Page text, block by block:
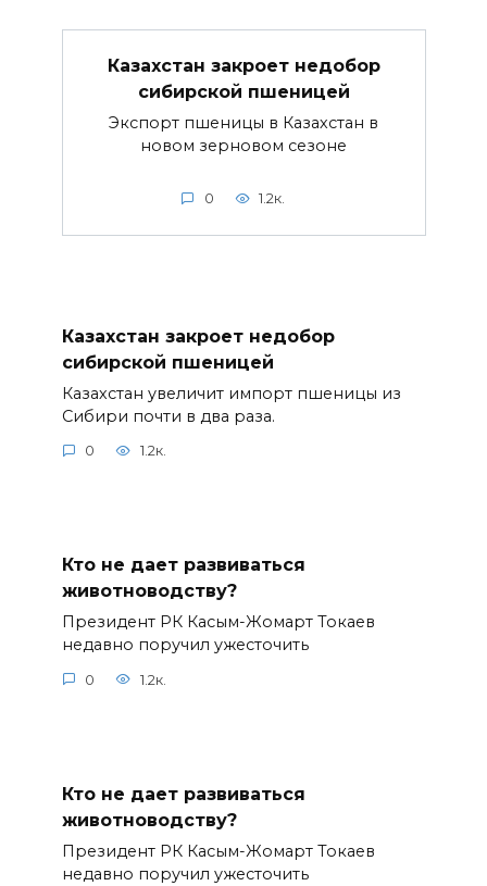
Казахстан закроет недобор
сибирской пшеницей
Экспорт пшеницы в Казахстан в
новом зерновом сезоне
0 1.2к.
Казахстан закроет недобор
сибирской пшеницей
Казахстан увеличит импорт пшеницы из
Сибири почти в два раза.
0 1.2к.
Кто не дает развиваться
животноводству?
Президент РК Касым-Жомарт Токаев
недавно поручил ужесточить
0 1.2к.
Кто не дает развиваться
животноводству?
Президент РК Касым-Жомарт Токаев
недавно поручил ужесточить